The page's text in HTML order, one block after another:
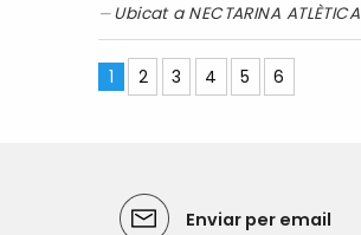
Ubicat a NECTARINA ATLÈTICA
1 2 3 4 5 6
Enviar per email